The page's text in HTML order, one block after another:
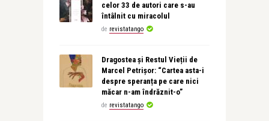
celor 33 de autori care s-au
întâlnit cu miracolul
de revistatango
Dragostea și Restul Vieții de
Marcel Petrișor: “Cartea asta-i
despre speranța pe care nici
măcar n-am îndrăznit-o”
de revistatango